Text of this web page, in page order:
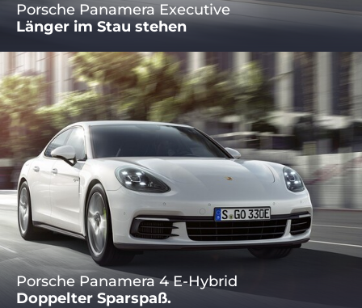
Porsche Panamera Executive
Länger im Stau stehen
Porsche Panamera 4 E-Hybrid
Doppelter Sparspaß.